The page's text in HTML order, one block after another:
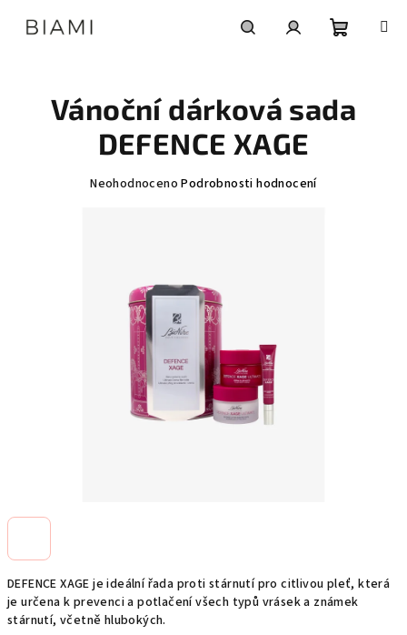
košík
DEFENCE XAGE je ideální řada proti stárnutí pro citlivou pleť, která
je určena k prevenci a potlačení všech typů vrásek a známek
stárnutí, včetně hlubokých.
Vánoční dárková sada
DEFENCE XAGE
Průměrné
hvězdiček.
Neohodnoceno Podrobnosti hodnocení